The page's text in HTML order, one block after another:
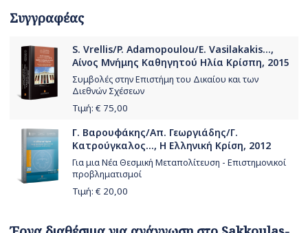
Συγγραφέας
S. Vrellis/P. Adamopoulou/E. Vasilakakis...,
Αίνος Μνήμης Καθηγητού Ηλία Κρίσπη, 2015
Συμβολές στην Επιστήμη του Δικαίου και των
Διεθνών Σχέσεων
Τιμή: € 75,00
Γ. Βαρουφάκης/Απ. Γεωργιάδης/Γ.
Κατρούγκαλος..., Η Ελληνική Κρίση, 2012
Για μια Νέα Θεσμική Μεταπολίτευση - Επιστημονικοί
προβληματισμοί
Τιμή: € 20,00